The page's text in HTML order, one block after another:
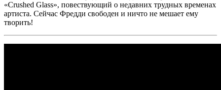
«Crushed Glass», повествующий о недавних трудных временах
артиста. Сейчас Фредди свободен и ничто не мешает ему
творить!